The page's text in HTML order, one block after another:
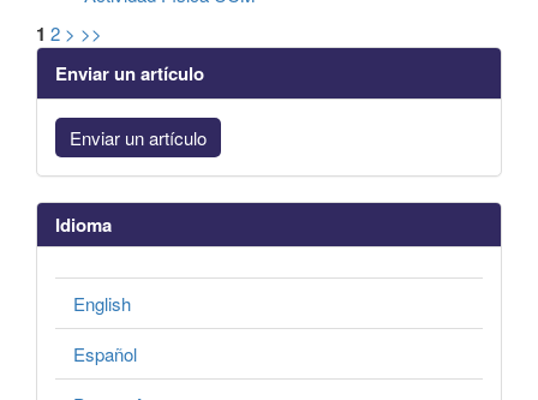
1 2 > >>
Enviar un artículo
Enviar un artículo
Idioma
English
Español